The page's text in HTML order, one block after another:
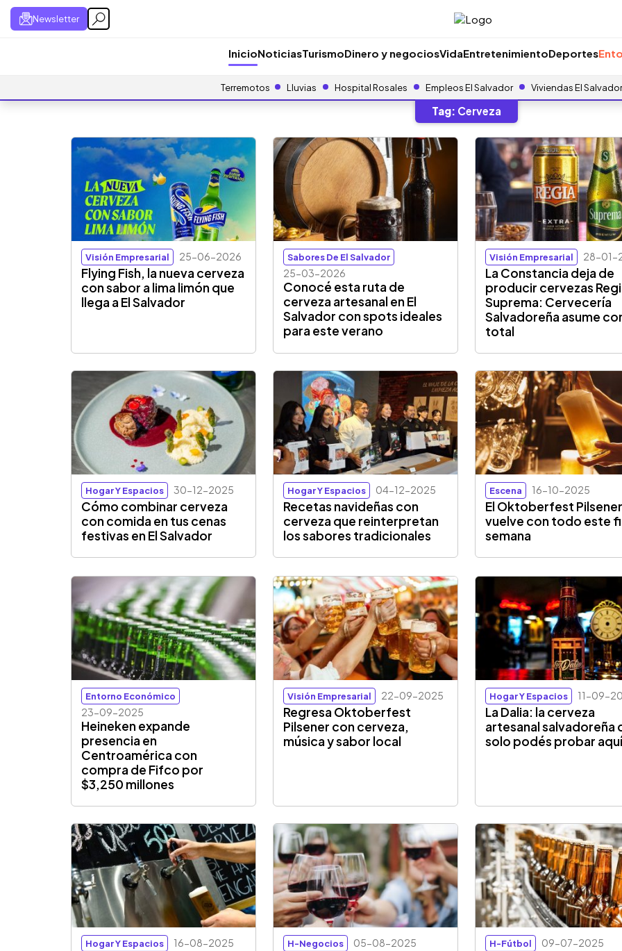
Newsletter
InicioNoticiasTurismoDinero y negociosVidaEntretenimientoDeportes
Terremotos Lluvias Hospital Rosales Empleos El Salvador Viviendas El Salvador
Tag: Cerveza
Visión Empresarial 25-06-2026
Flying Fish, la nueva cerveza
con sabor a lima limón que
llega a El Salvador
Sabores De El Salvador
25-03-2026
Conocé esta ruta de
cerveza artesanal en El
Salvador con spots ideales
para este verano
Visión Empresarial 28-01-
La Constancia deja de
producir cervezas
Suprema: Cervecería
Salvadoreña asume
total
Hogar Y Espacios 30-12-2025
Cómo combinar cerveza
con comida en tus cenas
festivas en El Salvador
Hogar Y Espacios 04-12-2025
Recetas navideñas con
cerveza que reinterpretan
los sabores tradicionales
Escena 16-10-2025
El Oktoberfest Pilsener
vuelve con todo este
semana
Entorno Económico
23-09-2025
Heineken expande
presencia en
Centroamérica con
compra de Fifco por
$3,250 millones
Visión Empresarial 22-09-2025
Regresa Oktoberfest
Pilsener con cerveza,
música y sabor local
Hogar Y Espacios 11-09-
La Dalia: la cerveza
artesanal salvadoreña
solo podés probar
Hogar Y Espacios 16-08-2025 H-Negocios 05-08-2025 H-Fútbol 09-07-2025